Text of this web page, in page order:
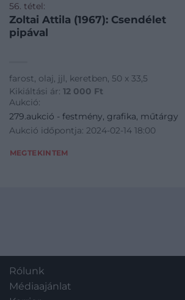
56. tétel:
Zoltai Attila (1967): Csendélet
pipával
farost, olaj, jjl, keretben, 50 x 33,5
Kikiáltási ár: 12 000 Ft
Aukció:
279.aukció - festmény, grafika, műtárgy
Aukció időpontja: 2024-02-14 18:00
MEGTEKINTEM
Rólunk
Médiaajánlat